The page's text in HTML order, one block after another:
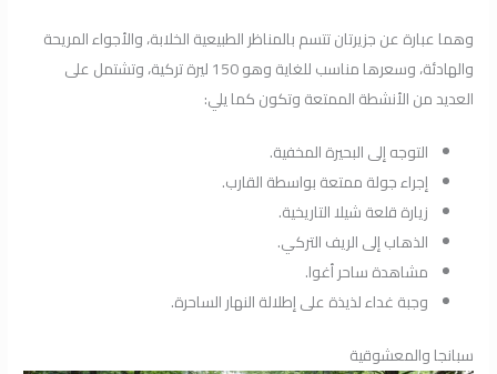
وهما عبارة عن جزيرتان تتسم بالمناظر الطبيعية الخلابة، والأجواء المريحة
والهادئة، وسعرها مناسب للغاية وهو 150 ليرة تركية، وتشتمل على
العديد من الأنشطة الممتعة وتكون كما يلي:
التوجه إلى البحيرة المخفية.
إجراء جولة ممتعة بواسطة القارب.
زيارة قلعة شيلا التاريخية.
الذهاب إلى الريف التركي.
مشاهدة ساحر أغوا.
وجبة غداء لذيذة على إطلالة النهار الساحرة.
سبانجا والمعشوقية